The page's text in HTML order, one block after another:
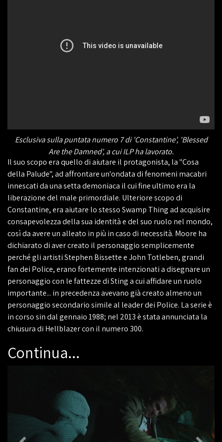
Esclusiva sulla puntata numero 7 di 'Constantine', 'Blessed
Are the Damned', a cui ILP ha lavorato.
Il suo scopo era quello di aiutare il protagonista, la "Cosa
della Palude", ad affrontare un'ondata di fenomeni macabri
innescati da una setta demoniaca il cui fine ultimo era la
liberazione del male primordiale. Ulteriore scopo di
Constantine, era aiutare lo stesso Swamp Thing ad acquisire
consapevolezza della sua identità e del suo ruolo nel mondo,
così da avere un alleato in più in caso di necessità. Moore ha
dichiarato di aver creato il personaggio semplicemente
perché gli artisti Stephen Bissette e John Totleben, grandi
fan dei Police, erano fortemente intenzionati a disegnare un
personaggio con le fattezze di Sting a cui affidare un ruolo
importante... in precedenza avevano già creato almeno un
personaggio secondario simile al leader dei Police. La serie è
in corso sin dal gennaio 1988; nel 2013 è stata annunciata la
chiusura di Hellblazer con il numero 300.
Continua...